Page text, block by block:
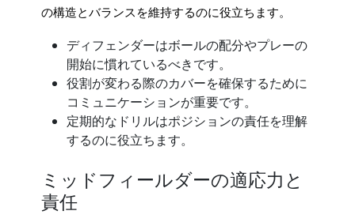
の構造とバランスを維持するのに役立ちます。
ディフェンダーはボールの配分やプレーの
開始に慣れているべきです。
役割が変わる際のカバーを確保するために
コミュニケーションが重要です。
定期的なドリルはポジションの責任を理解
するのに役立ちます。
ミッドフィールダーの適応力と
責任